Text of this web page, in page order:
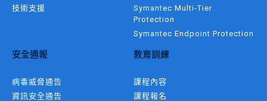
技術支援
Symantec Multi-Tier
Protection
Symantec Endpoint Protection
安全通報
病毒威脅通告
資訊安全通告
教育訓練
課程內容
課程報名